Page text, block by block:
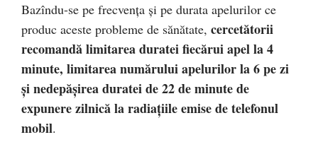
Bazîndu-se pe frecvenţa şi pe durata apelurilor ce
produc aceste probleme de sănătate, cercetătorii
recomandă limitarea duratei fiecărui apel la 4
minute, limitarea numărului apelurilor la 6 pe zi
şi nedepăşirea duratei de 22 de minute de
expunere zilnică la radiaţiile emise de telefonul
mobil.